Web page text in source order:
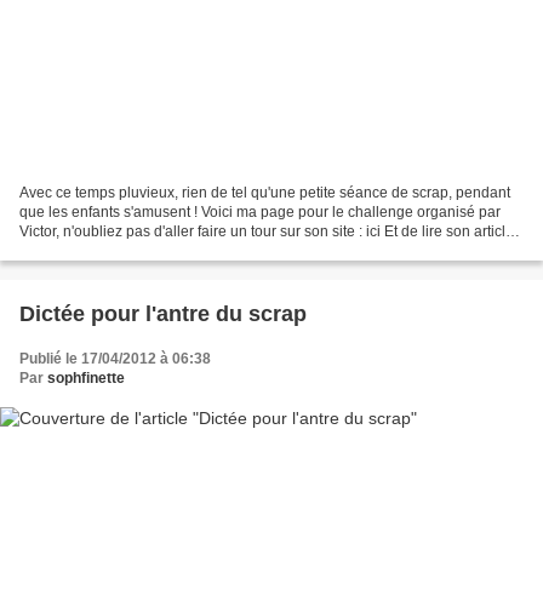
Avec ce temps pluvieux, rien de tel qu'une petite séance de scrap, pendant
que les enfants s'amusent ! Voici ma page pour le challenge organisé par
Victor, n'oubliez pas d'aller faire un tour sur son site : ici Et de lire son article
Dictée pour l'antre du scrap
Publié le 17/04/2012 à 06:38
Par sophfinette